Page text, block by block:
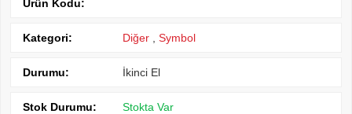
Ürün Kodu:
Kategori: Diğer Symbol
Durumu: İkinci El
Stok Durumu: Stokta Var